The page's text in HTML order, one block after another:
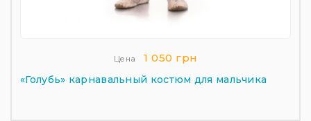
Цена 1 050 грн
«Голубь» карнавальный костюм для мальчика